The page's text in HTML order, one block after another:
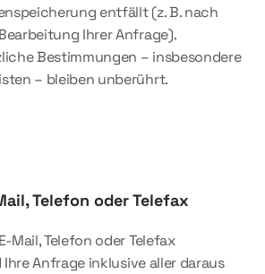
entfällt (z. B. nach
Ihrer Anfrage).
Bestimmungen – insbesondere
– bleiben unberührt.
Telefon oder Telefax
Mail, Telefon oder Telefax
Anfrage inklusive aller daraus